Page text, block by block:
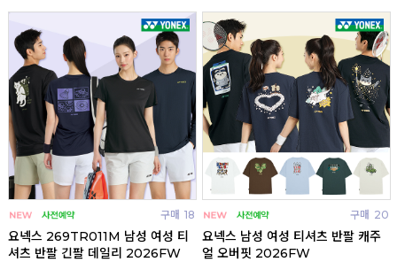
구매 18
요넥스 269TR011M 남성 여성 티
셔츠 반팔 긴팔 데일리 2026FW
구매 20
요넥스 남성 여성 티셔츠 반팔 캐주
얼 오버핏 2026FW